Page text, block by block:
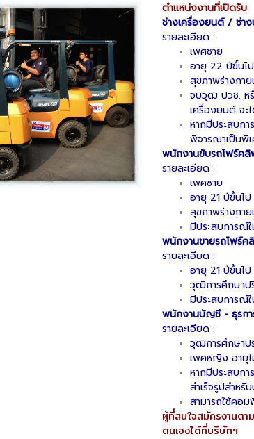
ตำแหน่งงานที่เปิดรับ
ช่างเครื่องยนต์ / ช่า
รายละเอียด :
เพศชาย
อายุ 22 ปีขึ้นไป
สุขภาพร่างกา
จบวุฒิ ปวช.ห
เครื่องยนต์ จะ
หากมีประสบก
พิจารณาเป็นพิ
พนักงานขับรถโฟร์ค
รายละเอียด :
เพศชาย
อายุ 21 ปีขึ้นไป
สุขภาพร่างกา
มีประสบการณ์
พนักงานขายรถโฟร์
รายละเอียด :
อายุ 21 ปีขึ้นไป
วุฒิการศึกษาป
มีประสบการณ์
พนักงานบัญชี - ธุรกา
รายละเอียด :
วุฒิการศึกษาป
เพศหญิง อายุ
หากมีประสบก
สำเร็จรูปสำห
สามารถใช้คอ
ผู้ที่สนใจสมัครงานตา
ตนเองได้ที่บริษัทฯ